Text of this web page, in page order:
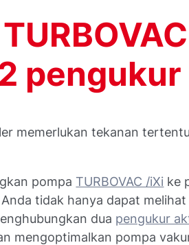
memerlukan tekanan
pompa TURBOVAC /iXi ke
Anda tidak hanya dapat
dua pengukur
mengoptimalkan pompa